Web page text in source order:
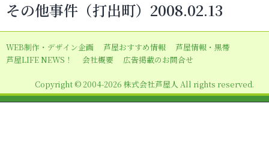
ー
シ
ョ
その他事件（打出町）2008.02.13
WEB制作・デザイン企画 芦屋おすすめ情報
芦屋情報・黒帯
芦屋LIFE NEWS！
会社概要 広告掲載のお問合せ
Copyright © 2004-2026 株式会社芦屋人 All rights reserved.